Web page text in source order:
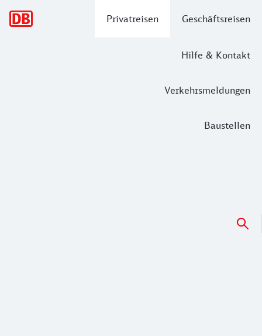
Privatreisen Geschäftsreisen
Hilfe & Kontakt
Verkehrsmeldungen
Baustellen